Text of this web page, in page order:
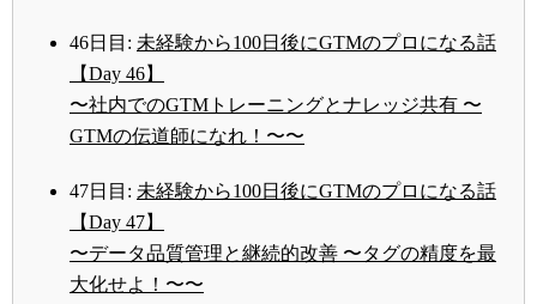
46日目: 未経験から100日後にGTMのプロになる話
【Day 46】
〜社内でのGTMトレーニングとナレッジ共有 〜
GTMの伝道師になれ！〜〜
47日目: 未経験から100日後にGTMのプロになる話
【Day 47】
〜データ品質管理と継続的改善 〜タグの精度を最
大化せよ！〜〜